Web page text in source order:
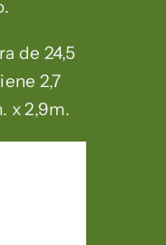
de 24,5
2,7
x 2,9m.